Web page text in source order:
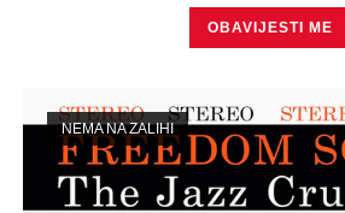
OBAVIJESTI ME
NEMA NA ZALIHI